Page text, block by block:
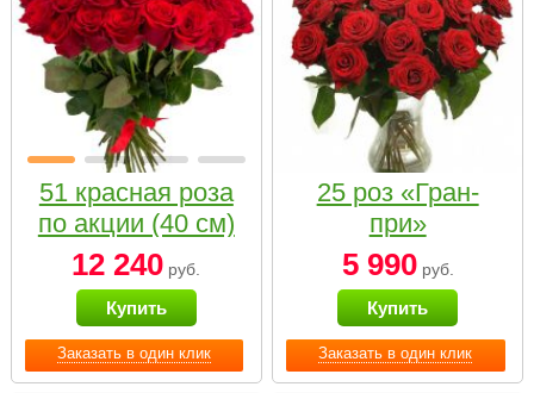
Заказать в один клик
51 красная роза
по акции (40 см)
12 240 руб.
Купить
Заказать в один клик
25 роз «Гран-
при»
5 990руб.
Купить